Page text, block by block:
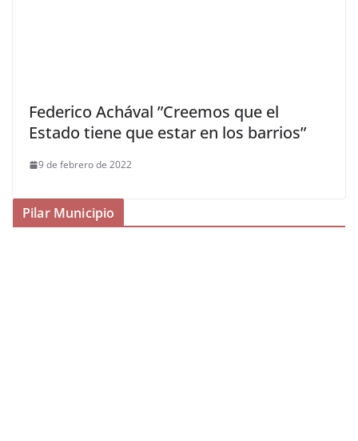
Federico Achával ”Creemos que el
Estado tiene que estar en los barrios”
9 de febrero de 2022
Pilar Municipio